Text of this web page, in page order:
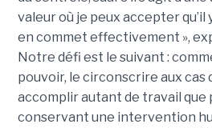
valeur où je peux accepter qu’il
en commet effectivement »,
Notre défi est le suivant :
pouvoir, le circonscrire aux cas
accomplir autant de travail que
conservant une intervention